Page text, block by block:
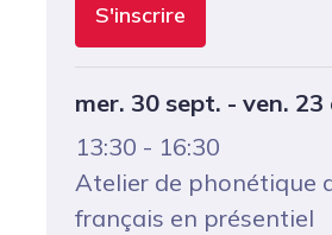
S'inscrire
mer. 30 sept. - ven. 23
13:30 - 16:30
Atelier de phonétique
français en présentiel